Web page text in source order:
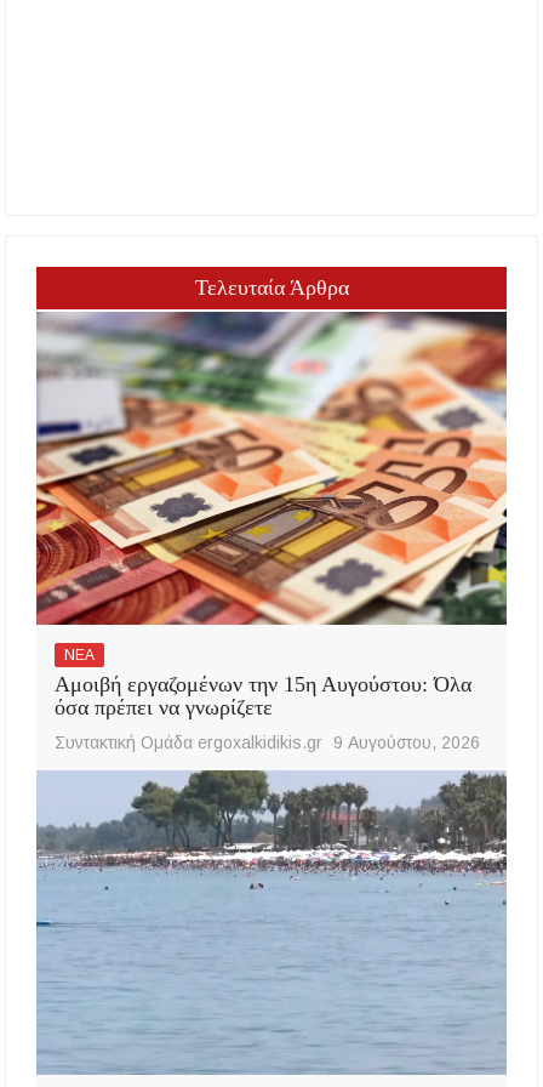
Τελευταία Άρθρα
ΝΕΑ
Αμοιβή εργαζομένων την 15η Αυγούστου: Όλα
όσα πρέπει να γνωρίζετε
Συντακτική Ομάδα ergoxalkidikis.gr 9 Αυγούστου, 2026